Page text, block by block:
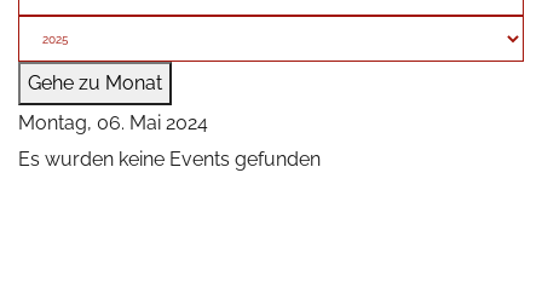
Gehe zu Monat
Montag, 06. Mai 2024
Es wurden keine Events gefunden